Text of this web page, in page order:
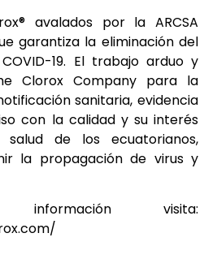
avalados por la ARCSA
garantiza la eliminación del
19. El trabajo arduo y
Clorox Company para la
sanitaria, evidencia
con la calidad y su interés
de los ecuatorianos,
la propagación de virus y
visita: